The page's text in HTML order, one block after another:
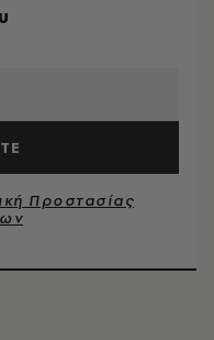
Προστασίας